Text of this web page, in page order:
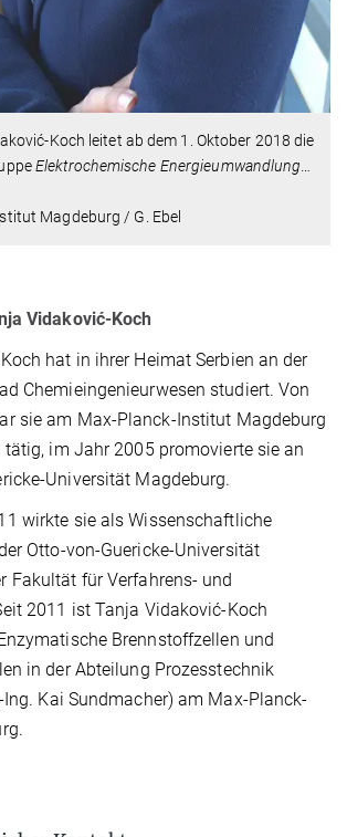
Koch leitet ab dem 1. Oktober 2018 die
Elektrochemische Energieumwandlung
Magdeburg / G. Ebel
Vidaković-Koch
hat in ihrer Heimat Serbien an der
Chemieingenieurwesen studiert. Von
sie am Max-Planck-Institut Magdeburg
im Jahr 2005 promovierte sie an
Universität Magdeburg.
wirkte sie als Wissenschaftliche
Otto-von-Guericke-Universität
Fakultät für Verfahrens- und
2011 ist Tanja Vidaković-Koch
Brennstoffzellen und
in der Abteilung Prozesstechnik
Ing. Kai Sundmacher) am Max-Planck-